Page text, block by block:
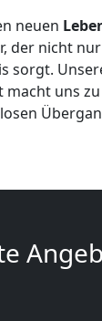
neuen
der nicht
sorgt.
macht uns